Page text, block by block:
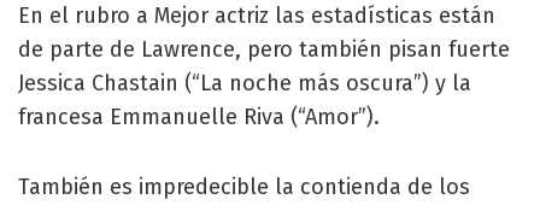
En el rubro a Mejor actriz las estadísticas están
de parte de Lawrence, pero también pisan fuerte
Jessica Chastain (“La noche más oscura”) y la
francesa Emmanuelle Riva (“Amor”).
También es impredecible la contienda de los